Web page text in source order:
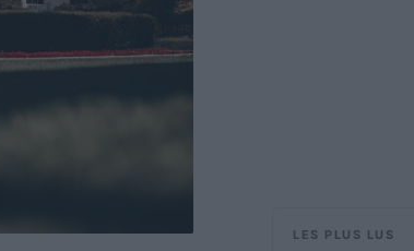
LES PLUS LUS